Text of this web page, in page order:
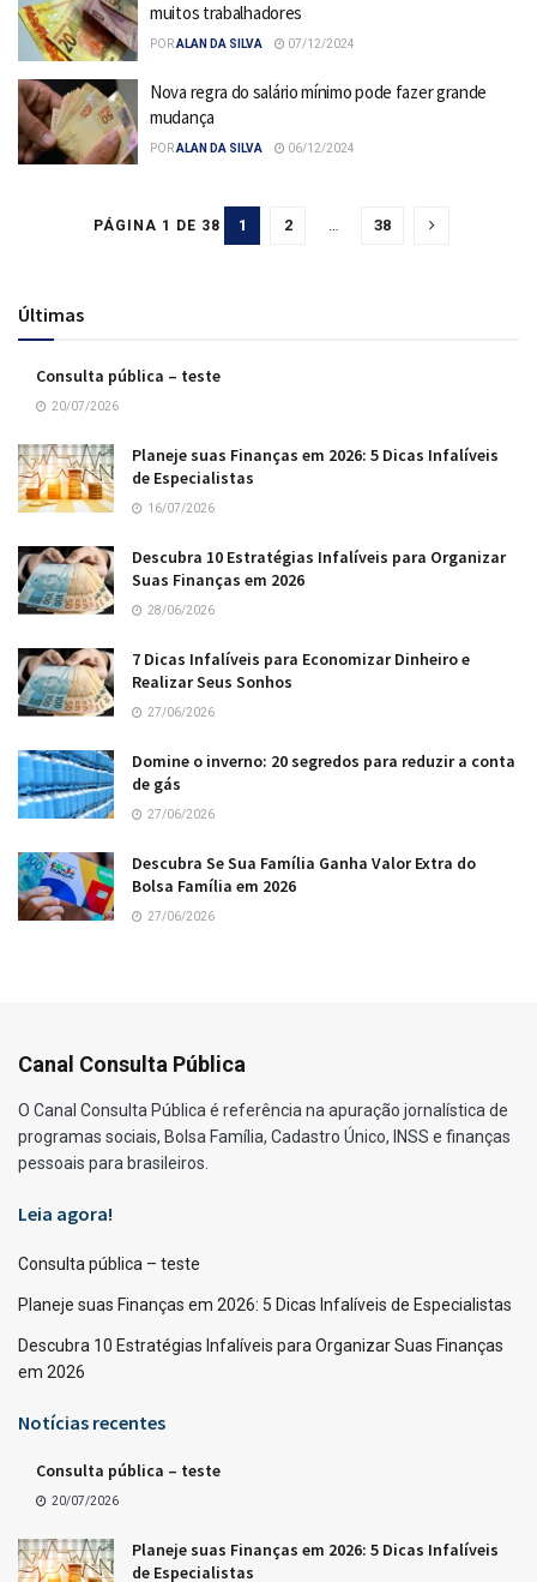
muitos trabalhadores
PORALAN DA SILVA 07/12/2024
Nova regra do salário mínimo pode fazer grande
mudança
PORALAN DA SILVA 06/12/2024
PÁGINA 1 DE 38 1 2 … 38
Últimas
Consulta pública – teste
20/07/2026
Planeje suas Finanças em 2026: 5 Dicas Infalíveis
de Especialistas
16/07/2026
Descubra 10 Estratégias Infalíveis para Organizar
Suas Finanças em 2026
28/06/2026
7 Dicas Infalíveis para Economizar Dinheiro e
Realizar Seus Sonhos
27/06/2026
Domine o inverno: 20 segredos para reduzir a conta
de gás
27/06/2026
Descubra Se Sua Família Ganha Valor Extra do
Bolsa Família em 2026
27/06/2026
Canal Consulta Pública
O Canal Consulta Pública é referência na apuração jornalística de
programas sociais, Bolsa Família, Cadastro Único, INSS e finanças
pessoais para brasileiros.
Leia agora!
Consulta pública – teste
Planeje suas Finanças em 2026: 5 Dicas Infalíveis de Especialistas
Descubra 10 Estratégias Infalíveis para Organizar Suas Finanças
em 2026
Notícias recentes
Consulta pública – teste
20/07/2026
Planeje suas Finanças em 2026: 5 Dicas Infalíveis
de Especialistas